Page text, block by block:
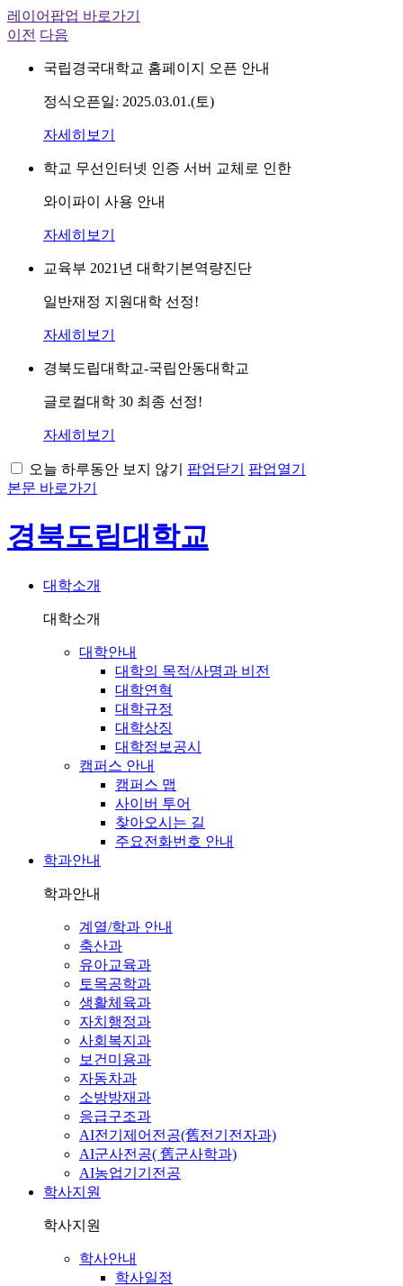
레이어팝업 바로가기
이전 다음
국립경국대학교 홈페이지 오픈 안내
정식오픈일: 2025.03.01.(토)
자세히보기
학교 무선인터넷 인증 서버 교체로 인한
와이파이 사용 안내
자세히보기
교육부 2021년 대학기본역량진단
일반재정 지원대학 선정!
자세히보기
경북도립대학교-국립안동대학교
글로컬대학 30 최종 선정!
자세히보기
오늘 하루동안 보지 않기 팝업닫기
팝업열기
본문 바로가기
경북도립대학교
대학소개
대학소개
대학안내
대학의 목적/사명과 비전
대학연혁
대학규정
대학상징
대학정보공시
캠퍼스 안내
캠퍼스 맵
사이버 투어
찾아오시는 길
주요전화번호 안내
학과안내
학과안내
계열/학과 안내
축산과
유아교육과
토목공학과
생활체육과
자치행정과
사회복지과
보건미용과
자동차과
소방방재과
응급구조과
AI전기제어전공(舊전기전자과)
AI군사전공( 舊군사학과)
AI농업기기전공
학사지원
학사지원
학사안내
학사일정